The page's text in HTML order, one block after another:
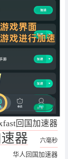
回国加速器
器 六毫秒
华人回国加速器